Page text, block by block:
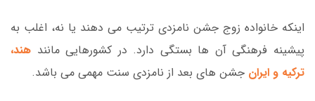
اینکه خانواده زوج جشن نامزدی ترتیب می دهند یا نه، اغلب به
پیشینه فرهنگی آن ها بستگی دارد. در کشورهایی مانند هند،
ترکیه و ایران جشن های بعد از نامزدی سنت مهمی می باشد.